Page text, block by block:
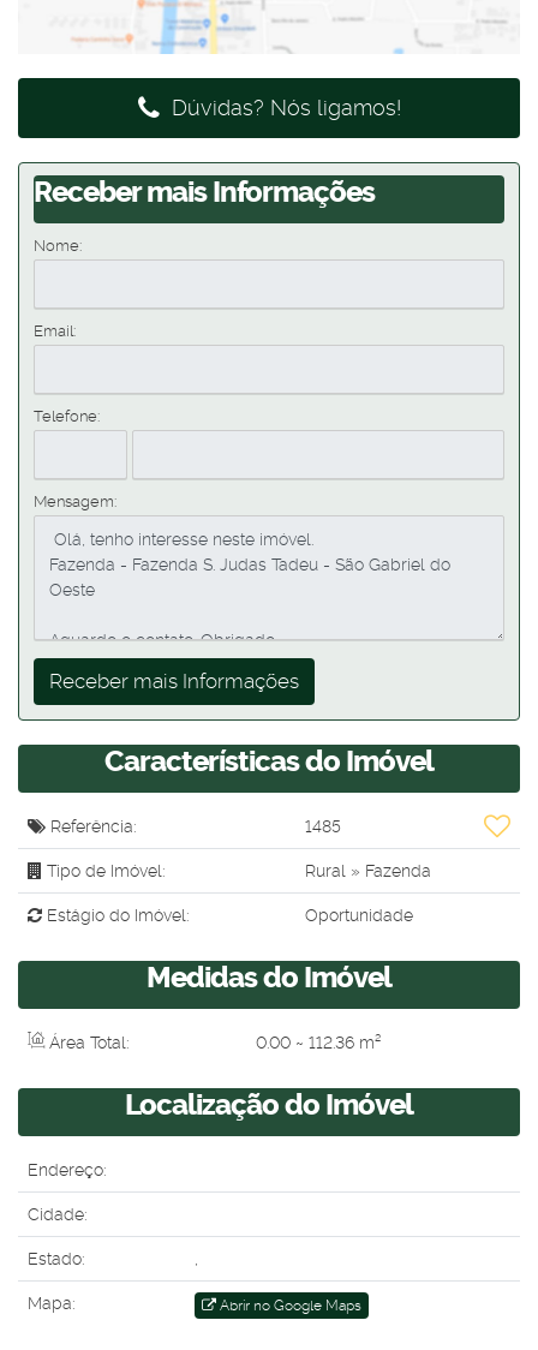
Dúvidas? Nós ligamos!
Receber mais Informações
Nome:
Email:
Telefone:
Mensagem:
Características do Imóvel
Referência: 1485
Tipo de Imóvel: Rural » Fazenda
Estágio do Imóvel: Oportunidade
Medidas do Imóvel
Área Total: 0.00 ~ 112.36 m²
Localização do Imóvel
Endereço:
Cidade:
Estado: ,
Mapa: Abrir no Google Maps